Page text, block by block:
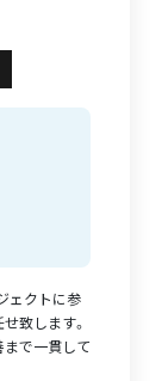
ェクトに参
致します。
まで一貫して